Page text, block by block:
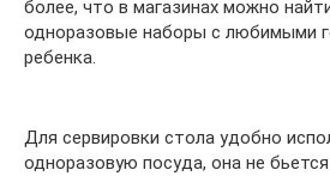
более, что в магазинах можно
одноразовые наборы с любимыми
ребенка.
Для сервировки стола удобно
одноразовую посуда, она не